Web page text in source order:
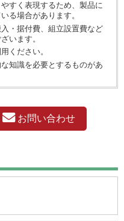
すく表現するため、製品に
る場合があります。
・据付費、組立設置費など
います。
ください。
知識を必要とするものがあ
お問い合わせ